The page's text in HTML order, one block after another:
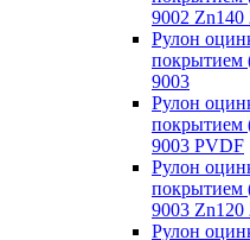
9002 Zn140
Рулон
покрытием
9003
Рулон
покрытием
9003 PVDF
Рулон
покрытием
9003 Zn120
Рулон